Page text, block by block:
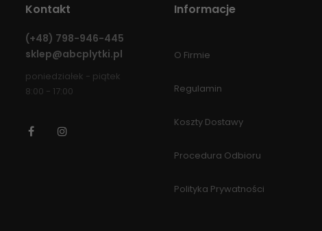
Kontakt
(+48) 798-946-445
sklep@abcplytki.pl
poniedziałek - piątek
8:00 - 17:00
Facebook
Informacje
O Firmie
Regulamin
Koszty Dostawy
Procedura Odbioru
Polityka Prywatności